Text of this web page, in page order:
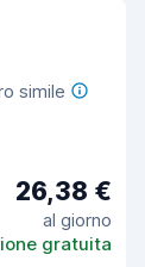
simile
26,38 €
al giorno
gratuita